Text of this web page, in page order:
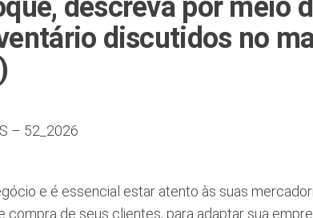
descreva por meio
discutidos no
– 52_2026
e é essencial estar atento às suas
de seus clientes, para adaptar sua